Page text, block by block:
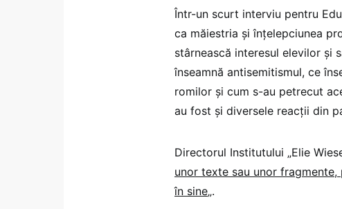
Într-un scurt interviu pentru
ca măiestria și înțelepciunea
stârnească interesul elevilor și
înseamnă antisemitismul, ce
romilor și cum s-au petrecut
au fost și diversele reacții din
Directorul Institutului „Elie
unor texte sau unor
în sine„.